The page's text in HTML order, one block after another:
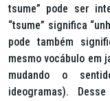
tsume” pode ser
“tsume” significa
pode também
mesmo vocábulo em
mudando o
ideogramas).